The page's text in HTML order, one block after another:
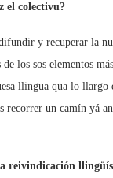
el colectivu?
y recuperar la
los sos elementos
llingua qua lo
recorrer un camín yá
reivindicación